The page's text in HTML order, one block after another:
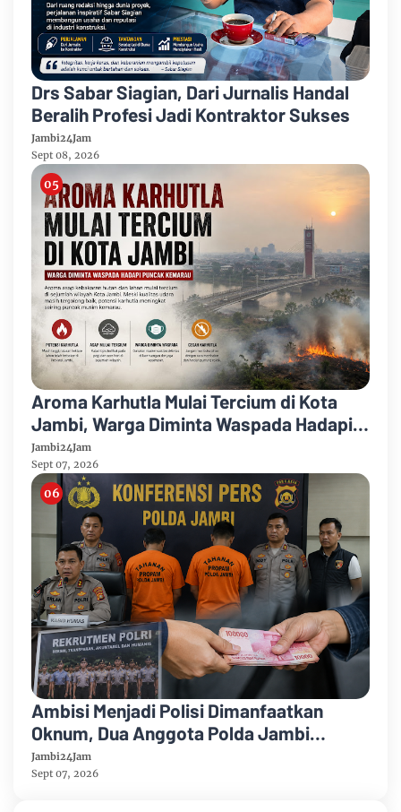
Drs Sabar Siagian, Dari Jurnalis Handal
Beralih Profesi Jadi Kontraktor Sukses
Jambi24Jam
Sept 08, 2026
Aroma Karhutla Mulai Tercium di Kota
Jambi, Warga Diminta Waspada Hadapi
Puncak Kemarau
Jambi24Jam
Sept 07, 2026
Ambisi Menjadi Polisi Dimanfaatkan
Oknum, Dua Anggota Polda Jambi
Diduga Tipu Calon Bintara dengan Janji
Kelulusan
Jambi24Jam
Sept 07, 2026